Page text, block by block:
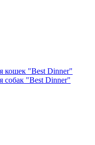
кошек "Best Dinner"
собак "Best Dinner"